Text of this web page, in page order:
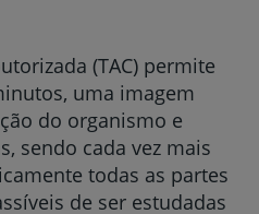
(TAC) permite
uma imagem
do organismo e
sendo cada vez mais
todas as partes
de ser estudadas